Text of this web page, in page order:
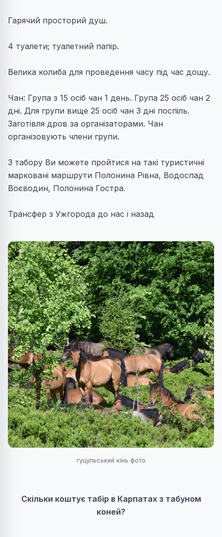
Гарячий просторий душ.
4 туалети; туалетний папір.
Велика колиба для проведення часу під час дощу.
Чан: Група з 15 осіб чан 1 день. Група 25 осіб чан 2
дні. Для групи вище 25 осіб чан 3 дні поспіль.
Заготівля дров за організаторами. Чан
організовують члени групи.
З табору Ви можете пройтися на такі туристичні
марковані маршрути Полонина Рівна, Водоспад
Воєводин, Полонина Гостра.
Трансфер з Ужгорода до нас і назад
гуцульський кінь фото
Скільки коштує табір в Карпатах з табуном
коней?